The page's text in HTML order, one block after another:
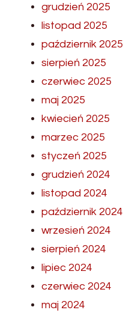
grudzień 2025
listopad 2025
październik 2025
sierpień 2025
czerwiec 2025
maj 2025
kwiecień 2025
marzec 2025
styczeń 2025
grudzień 2024
listopad 2024
październik 2024
wrzesień 2024
sierpień 2024
lipiec 2024
czerwiec 2024
maj 2024